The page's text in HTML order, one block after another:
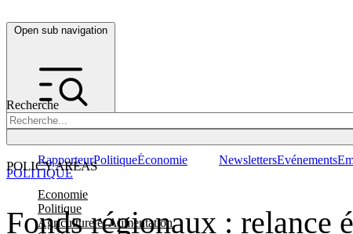
Open sub navigation
Recherche
POLICY AREAS
Economie
Politique
Agriculture et Alimentation
RapporteurPolitiqueÉconomie NewslettersEvénements
Fonds régionaux : relance
POLITIQUE